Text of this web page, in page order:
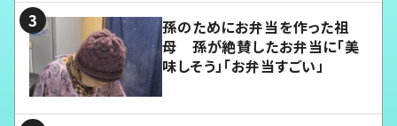
孫のためにお弁当を作った祖
母 孫が絶賛したお弁当に「美
味しそう」「お弁当すごい」